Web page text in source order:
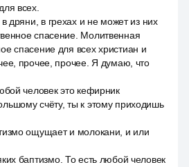
всех.
дряни, в грехах и не может из них
спасение. Молитвенная
спасение для всех христиан и
прочее, прочее. Я думаю, что
человек это кефирник
счёту, ты к этому приходишь
ощущает и молокани, и или
баптизмо. То есть любой человек